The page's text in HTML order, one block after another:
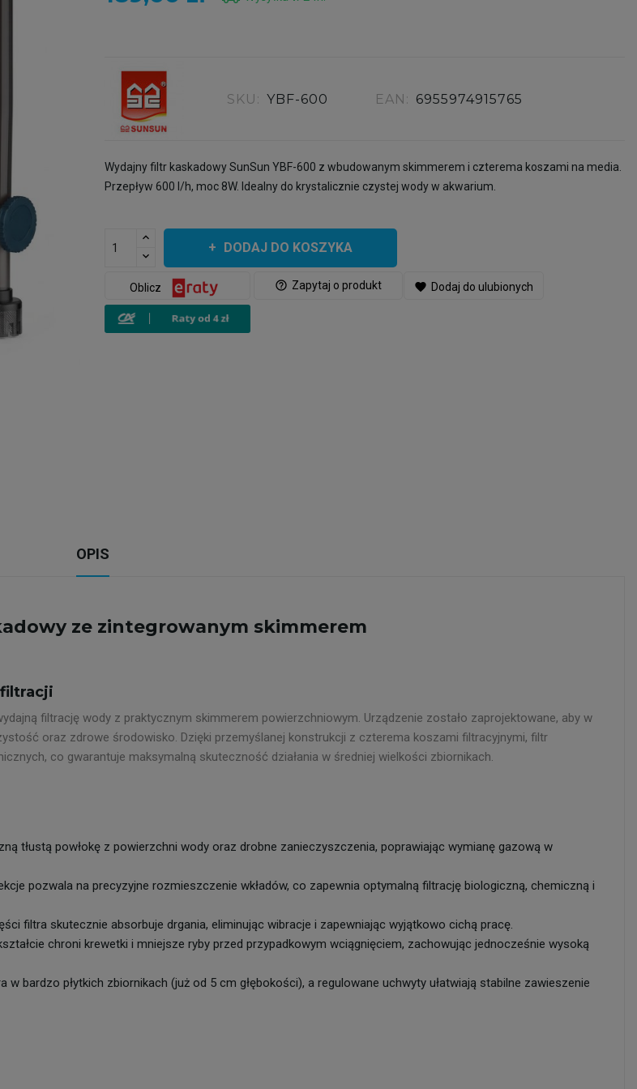
SKU: YBF-600 EAN: 6955974915765
Wydajny filtr kaskadowy SunSun YBF-600 z wbudowanym skimmerem i czterema koszami na media.
Przepływ 600 l/h, moc 8W. Idealny do krystalicznie czystej wody w akwarium.
DODAJ DO KOSZYKA
help_outline Zapytaj o produkt
Oblicz favorite Dodaj do ulubionych
OPIS
ze zintegrowanym skimmerem
filtrację wody z praktycznym skimmerem powierzchniowym. Urządzenie zostało zaprojektowane, aby w
oraz zdrowe środowisko. Dzięki przemyślanej konstrukcji z czterema koszami filtracyjnymi, filtr
co gwarantuje maksymalną skuteczność działania w średniej wielkości zbiornikach.
tłustą powłokę z powierzchni wody oraz drobne zanieczyszczenia, poprawiając wymianę gazową w
pozwala na precyzyjne rozmieszczenie wkładów, co zapewnia optymalną filtrację biologiczną, chemiczną i
filtra skutecznie absorbuje drgania, eliminując wibracje i zapewniając wyjątkowo cichą pracę.
chroni krewetki i mniejsze ryby przed przypadkowym wciągnięciem, zachowując jednocześnie wysoką
bardzo płytkich zbiornikach (już od 5 cm głębokości), a regulowane uchwyty ułatwiają stabilne zawieszenie